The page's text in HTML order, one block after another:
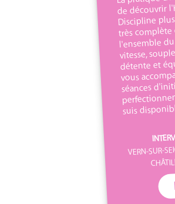
de découvrir
Discipline
très
l'ensemble
vitesse,
détente et
vous
séances
suis
VERN-SUR-